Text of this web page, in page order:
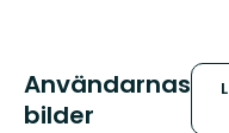
Användarnas
bilder